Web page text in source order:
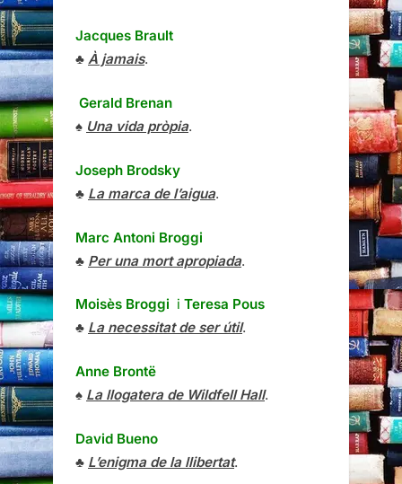
Jacques Brault
♣ À jamais.
Gerald Brenan
♠ Una vida pròpia.
Joseph Brodsky
♣ La marca de l’aigua.
Marc Antoni Broggi
♣ Per una mort apropiada.
Moisès Broggi i Teresa Pous
♣ La necessitat de ser útil.
Anne Brontë
♠ La llogatera de Wildfell Hall.
David Bueno
♣ L’enigma de la llibertat.